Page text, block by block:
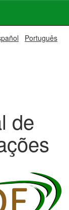
Português
de